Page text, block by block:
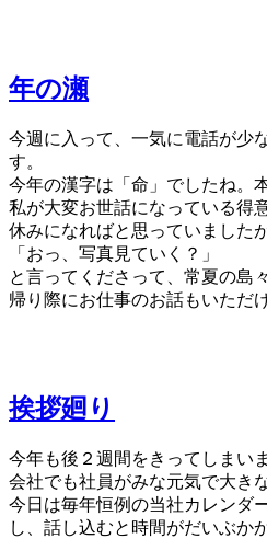
年の瀬
今週に入って、一気に電話が少
す。
今年の漢字は「命」でしたね。
私が大変お世話になっている得
休みになればと思っていました
「おっ、写真見ていく？」
と言ってくださって、常夏の島
帰り際にお仕事のお話もいただ
挨拶廻り
今年も後２週間をきってしまい
会社でも社員がみな元気で大き
今日は毎年恒例の当社カレンダ
し、話し込むと時間がだいぶか